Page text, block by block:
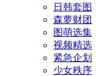
日韩套图
森萝财团
图萌选集
视频精选
紧急企划
少女秩序